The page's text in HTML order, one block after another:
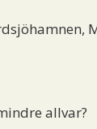
allvar?